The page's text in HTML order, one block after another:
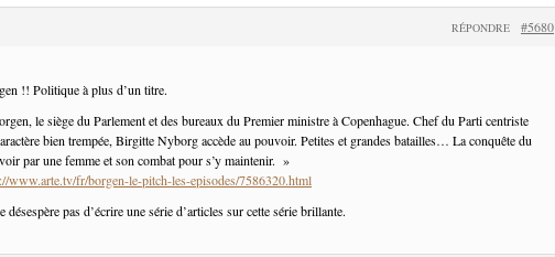
#5680
RÉPONDRE
!! Politique à plus d’un titre.
le siège du Parlement et des bureaux du Premier ministre à Copenhague. Chef du Parti centriste
bien trempée, Birgitte Nyborg accède au pouvoir. Petites et grandes batailles… La conquête du
par une femme et son combat pour s’y maintenir. »
www.arte.tv/fr/borgen-le-pitch-les-episodes/7586320.html
désespère pas d’écrire une série d’articles sur cette série brillante.